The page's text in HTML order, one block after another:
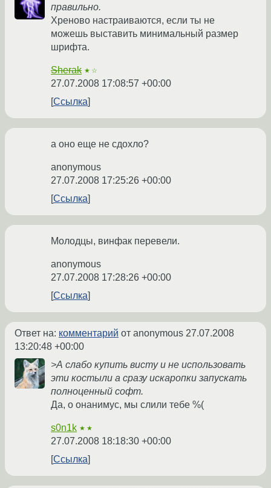
правильно.
Хреново настраиваются, если ты не
можешь выставить минимальный размер
шрифта.
Sherak ★☆
27.07.2008 17:08:57 +00:00
Ссылка
а оно еще не сдохло?
anonymous
27.07.2008 17:25:26 +00:00
Ссылка
Молодцы, винфак перевели.
anonymous
27.07.2008 17:28:26 +00:00
Ссылка
Ответ на: комментарий от anonymous 27.07.2008
13:20:48 +00:00
>А слабо купить висту и не использовать
эти костыли а сразу искаропки запускать
полноценный софт.
Да, о онанимус, мы слили тебе %(
s0n1k ★★
27.07.2008 18:18:30 +00:00
Ссылка